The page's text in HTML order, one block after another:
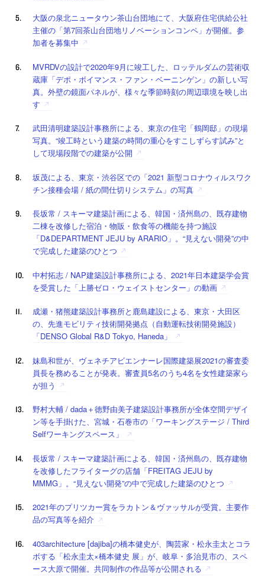
大阪の泉北ニュータウン茶山台団地にて、大阪府住宅供給公社
主催の「第7回茶山台団地リノベーションコンペ」が開催。参
加者を募集中
MVRDVの設計で2020年9月に竣工した、ロッテルダムの芸術収
蔵庫「デポ・ボイマンス・ファン・ベーニンゲン」の新しい写
真。外壁の鏡面パネルが、様々な季節時刻の周辺環境を映し出
す
武田清明建築設計事務所による、東京の住宅「鶴岡邸」の現場
写真。“竣工時という建築の時間の重心をすこしずらす試み”と
して現場段階での建築が公開
坂茂による、東京・渋谷区での「2021 新型コロナウィルスワク
チン接種会場 / 紙の間仕切りシステム」の写真
長坂常 / スキーマ建築計画による、韓国・済州島の、既存建物
二棟を改修した宿泊・物販・飲食等の機能を持つ施設
「D&DEPARTMENT JEJU by ARARIO」。“見えない開発”の中
で完成した建築のひとつ
中村拓志 / NAP建築設計事務所による、2021年日本建築学会賞
を受賞した「上勝ゼロ・ウェイストセンター」の動画
成瀬・猪熊建築設計事務所と鹿島建設による、東京・大田区
の、先進モビリティ技術開発拠点（自動運転技術開発施設）
「DENSO Global R&D Tokyo, Haneda」
妹島和世が、ヴェネチアビエンナーレ国際建築展2021の審査委
員長を務めることが発表。審査員5名のうち4名を女性建築家ら
が担う
野村大輔 / dada＋徳野由美子建築設計事務所が全体空間デザイ
ン等を手掛けた、宮城・石巻市の「ワーキングステージ / Third
Selfワーキングスペース」
長坂常 / スキーマ建築計画による、韓国・済州島の、既存建物
を改修したフライターグの店舗「FREITAG JEJU by
MMMG」。“見えない開発”の中で完成した建築のひとつ
2021年のプリツカー賞をラカトン＆ヴァッサルが受賞。主要作
品の写真等を紹介
403architecture [dajiba]の橋本健史が、陶芸家・松永圭太とコラ
ボする「松永圭太×橋本健史 展」が、岐阜・多治見市の、スペ
ース大原で開催。共同制作の作品等が公開される